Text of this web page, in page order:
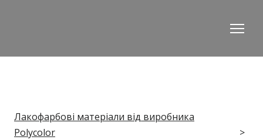
Лакофарбові матеріали від виробника
Polycolor